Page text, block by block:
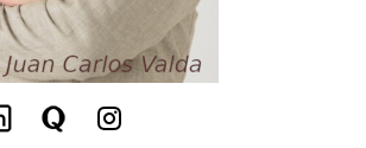
y losTérminos del servicio
se aplican.